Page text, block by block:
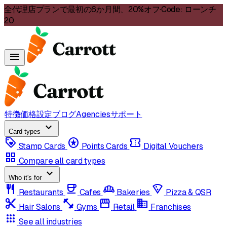
全代理店プランで最初の6か月間、20%オフ·Code: ローンチ
20
menu
特徴価格設定ブログAgenciesサポート
Card types
expand_more
loyalty Stamp Cards stars Points Cards confirmation_number Digital Vouchers
grid_view Compare all card types
Who it's for expand_more
restaurant Restaurants coffee Cafes bakery_dining Bakeries local_pizza Pizza & QSR
content_cut Hair Salons fitness_center Gyms storefront Retail domain Franchises
apps See all industries